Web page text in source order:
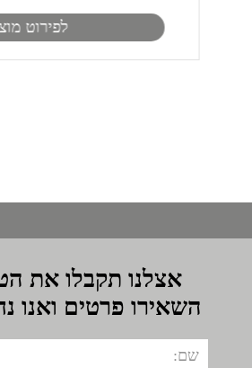
לפירוט מוצר
אצלנו תקבלו את
השאירו פרטים ואנו